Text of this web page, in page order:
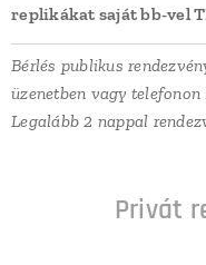
replikákat saját bb-vel
Bérlés publikus
üzenetben vagy telefonon
Legalább 2 nappal
Privát